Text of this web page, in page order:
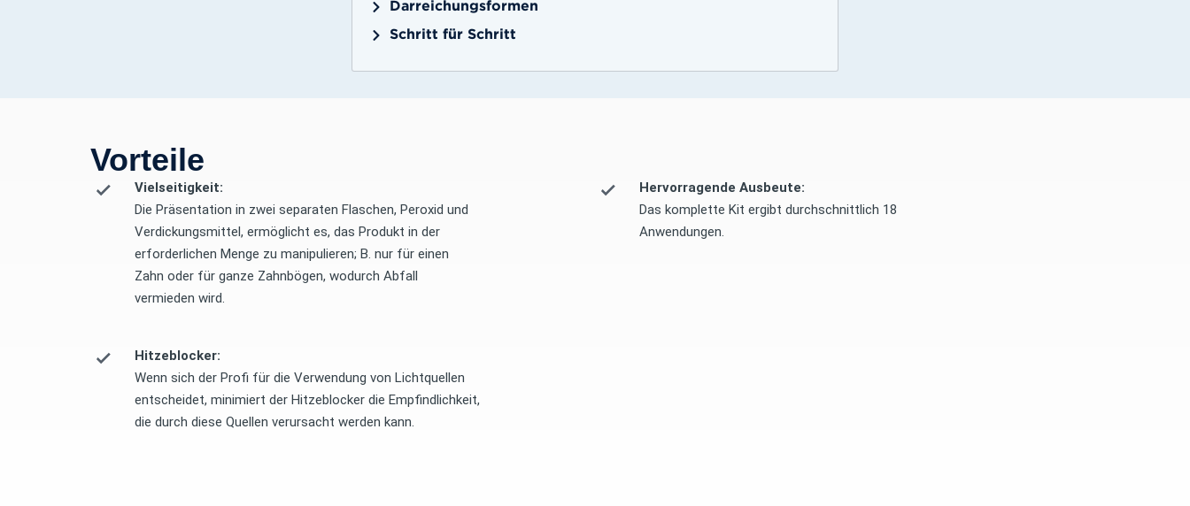
Darreichungsformen
Schritt für Schritt
Vorteile
Vielseitigkeit:
Die Präsentation in zwei separaten Flaschen, Peroxid und
Verdickungsmittel, ermöglicht es, das Produkt in der
erforderlichen Menge zu manipulieren; B. nur für einen
Zahn oder für ganze Zahnbögen, wodurch Abfall
vermieden wird.
Hervorragende Ausbeute:
Das komplette Kit ergibt durchschnittlich 18
Anwendungen.
Hitzeblocker:
Wenn sich der Profi für die Verwendung von Lichtquellen
entscheidet, minimiert der Hitzeblocker die Empfindlichkeit,
die durch diese Quellen verursacht werden kann.